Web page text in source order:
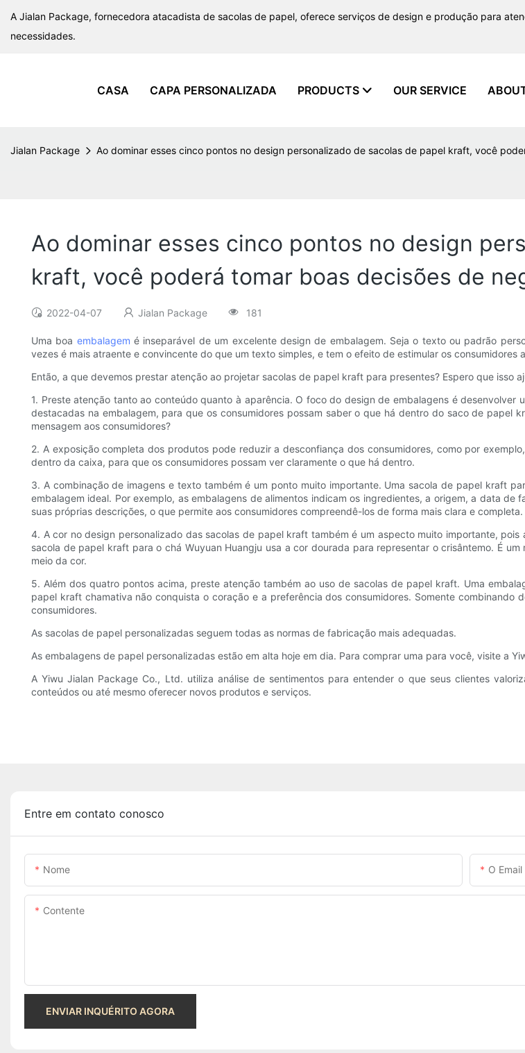
A Jialan Package, fornecedora atacadista de sacolas de papel, oferece serviços de design e produção para
necessidades.
CASA CAPA PERSONALIZADA PRODUCTS OUR SERVICE
Jialan Package Ao dominar esses cinco pontos no design personalizado de sacolas de papel kraft, você
Ao dominar esses cinco pontos no design
kraft, você poderá tomar boas decisões de
2022-04-07 Jialan Package 181
Uma boa embalagem é inseparável de um excelente design de embalagem. Seja o texto ou padrão
vezes é mais atraente e convincente do que um texto simples, e tem o efeito de estimular os consumidores
Então, a que devemos prestar atenção ao projetar sacolas de papel kraft para presentes? Espero que isso
1. Preste atenção tanto ao conteúdo quanto à aparência. O foco do design de embalagens é
destacadas na embalagem, para que os consumidores possam saber o que há dentro do saco de papel
mensagem aos consumidores?
2. A exposição completa dos produtos pode reduzir a desconfiança dos consumidores, como por
dentro da caixa, para que os consumidores possam ver claramente o que há dentro.
3. A combinação de imagens e texto também é um ponto muito importante. Uma sacola de papel kraft
embalagem ideal. Por exemplo, as embalagens de alimentos indicam os ingredientes, a origem, a data
suas próprias descrições, o que permite aos consumidores compreendê-los de forma mais clara e completa.
4. A cor no design personalizado das sacolas de papel kraft também é um aspecto muito importante,
sacola de papel kraft para o chá Wuyuan Huangju usa a cor dourada para representar o crisântemo. É
meio da cor.
5. Além dos quatro pontos acima, preste atenção também ao uso de sacolas de papel kraft. Uma
papel kraft chamativa não conquista o coração e a preferência dos consumidores. Somente
consumidores.
As sacolas de papel personalizadas seguem todas as normas de fabricação mais adequadas.
As embalagens de papel personalizadas estão em alta hoje em dia. Para comprar uma para você, visite a
A Yiwu Jialan Package Co., Ltd. utiliza análise de sentimentos para entender o que seus clientes
conteúdos ou até mesmo oferecer novos produtos e serviços.
Entre em contato conosco
Nome O Email
Contente
ENVIAR INQUÉRITO AGORA